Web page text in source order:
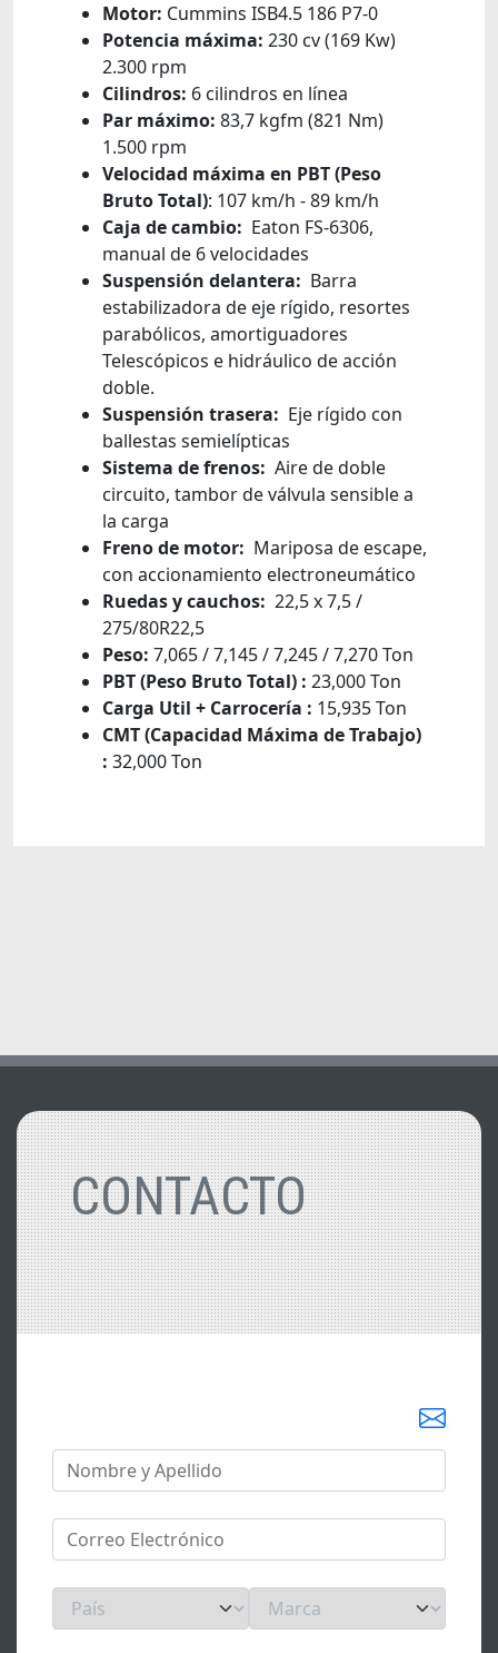
Motor: Cummins ISB4.5 186 P7-0
Potencia máxima: 230 cv (169 Kw)
2.300 rpm
Cilindros: 6 cilindros en línea
Par máximo: 83,7 kgfm (821 Nm)
1.500 rpm
Velocidad máxima en PBT (Peso
Bruto Total): 107 km/h - 89 km/h
Caja de cambio: Eaton FS-6306,
manual de 6 velocidades
Suspensión delantera: Barra
estabilizadora de eje rígido, resortes
parabólicos, amortiguadores
Telescópicos e hidráulico de acción
doble.
Suspensión trasera: Eje rígido con
ballestas semielípticas
Sistema de frenos: Aire de doble
circuito, tambor de válvula sensible a
la carga
Freno de motor: Mariposa de escape,
con accionamiento electroneumático
Ruedas y cauchos: 22,5 x 7,5 /
275/80R22,5
Peso: 7,065 / 7,145 / 7,245 / 7,270 Ton
PBT (Peso Bruto Total) : 23,000 Ton
Carga Util + Carrocería : 15,935 Ton
CMT (Capacidad Máxima de Trabajo)
: 32,000 Ton
CONTACTO